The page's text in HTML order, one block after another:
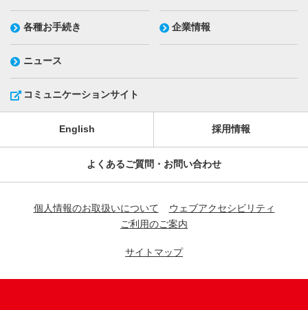
各種お手続き 企業情報
ニュース
コミュニケーションサイト
English 採用情報
よくあるご質問・お問い合わせ
個人情報のお取扱いについて
ウェブアクセシビリティ
ご利用のご案内
サイトマップ